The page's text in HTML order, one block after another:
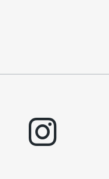
instagram